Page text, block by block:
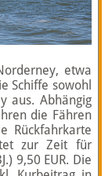
etwa
Schiffe sowohl
aus. Abhängig
die Fähren
Rückfahrkarte
zur Zeit für
9,50 EUR. Die